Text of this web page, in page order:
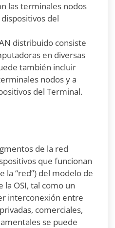
las terminales nodos
del
distribuido consiste
en diversas
también incluir
nodos y a
del Terminal.
de la red
que funcionan
la “red”) del modelo de
la OSI, tal como un
interconexión entre
comerciales,
se puede